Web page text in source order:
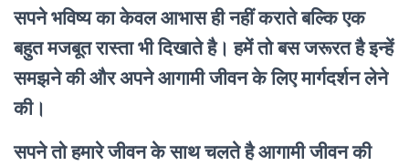
सपने भविष्य का केवल आभास ही नहीं कराते बल्कि एक
बहुत मजबूत रास्ता भी दिखाते है। हमें तो बस जरूरत है इन्हें
समझने की और अपने आगामी जीवन के लिए मार्गदर्शन लेने
की।
सपने तो हमारे जीवन के साथ चलते है आगामी जीवन की